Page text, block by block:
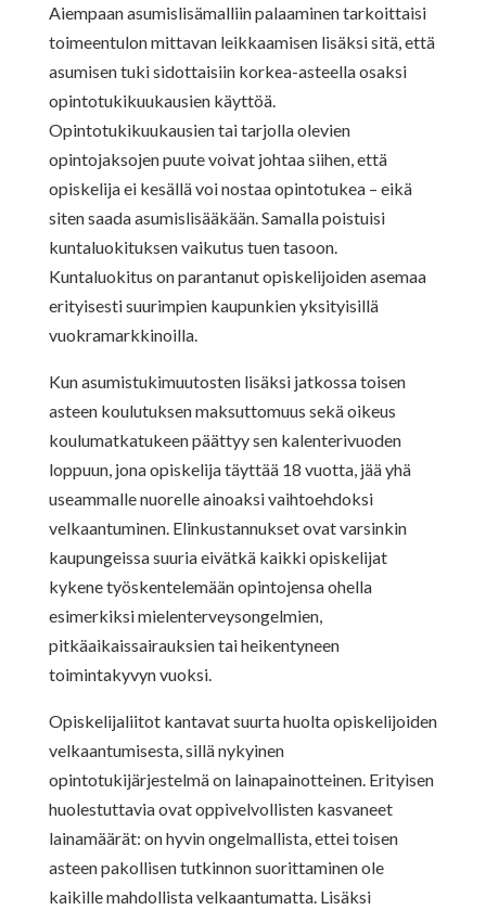
Aiempaan asumislisämalliin palaaminen tarkoittaisi
toimeentulon mittavan leikkaamisen lisäksi sitä, että
asumisen tuki sidottaisiin korkea-asteella osaksi
opintotukikuukausien käyttöä.
Opintotukikuukausien tai tarjolla olevien
opintojaksojen puute voivat johtaa siihen, että
opiskelija ei kesällä voi nostaa opintotukea – eikä
siten saada asumislisääkään. Samalla poistuisi
kuntaluokituksen vaikutus tuen tasoon.
Kuntaluokitus on parantanut opiskelijoiden asemaa
erityisesti suurimpien kaupunkien yksityisillä
vuokramarkkinoilla.
Kun asumistukimuutosten lisäksi jatkossa toisen
asteen koulutuksen maksuttomuus sekä oikeus
koulumatkatukeen päättyy sen kalenterivuoden
loppuun, jona opiskelija täyttää 18 vuotta, jää yhä
useammalle nuorelle ainoaksi vaihtoehdoksi
velkaantuminen. Elinkustannukset ovat varsinkin
kaupungeissa suuria eivätkä kaikki opiskelijat
kykene työskentelemään opintojensa ohella
esimerkiksi mielenterveysongelmien,
pitkäaikaissairauksien tai heikentyneen
toimintakyvyn vuoksi.
Opiskelijaliitot kantavat suurta huolta opiskelijoiden
velkaantumisesta, sillä nykyinen
opintotukijärjestelmä on lainapainotteinen. Erityisen
huolestuttavia ovat oppivelvollisten kasvaneet
lainamäärät: on hyvin ongelmallista, ettei toisen
asteen pakollisen tutkinnon suorittaminen ole
kaikille mahdollista velkaantumatta. Lisäksi